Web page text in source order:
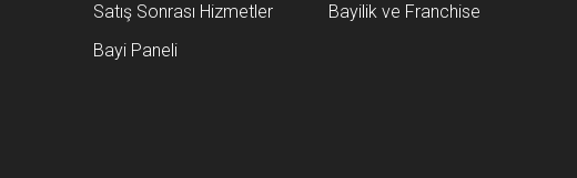
Satış Sonrası Hizmetler
Bayilik ve Franchise
Bayi Paneli